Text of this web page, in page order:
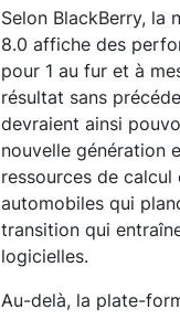
Selon BlackBerry, la
8.0 affiche des
pour 1 au fur et à
résultat sans
devraient ainsi
nouvelle génération
ressources de
automobiles qui
transition qui
logicielles.
Au-delà, la plate-